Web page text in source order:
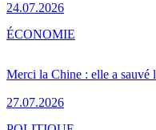
24.07.2026
Merci la Chine : elle a sauvé
27.07.2026
ÉCONOMIE